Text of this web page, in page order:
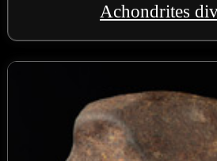
Achondrites